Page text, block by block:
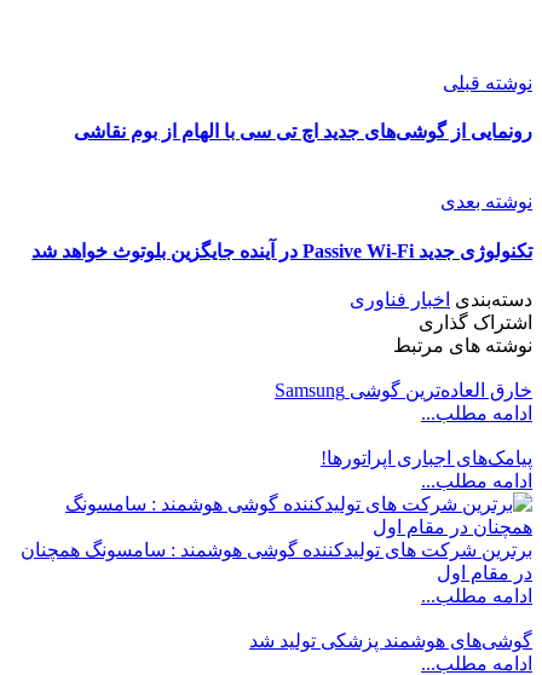
نوشته قبلی
رونمایی از گوشی‌های جدید اچ تی سی با الهام از بوم نقاشی
نوشته بعدی
تکنولوژی جدید Passive Wi-Fi در آینده جایگزین بلوتوث خواهد شد
دسته‌بندی اخبار فناوری
اشتراک گذاری
نوشته های مرتبط
خارق العاده‌ترین گوشی Samsung
ادامه مطلب...
پیامک‌های اجباری اپراتورها!
ادامه مطلب...
برترین شرکت های تولیدکننده گوشی هوشمند : سامسونگ همچنان
در مقام اول
ادامه مطلب...
گوشی‌های هوشمند پزشکی تولید شد
ادامه مطلب...